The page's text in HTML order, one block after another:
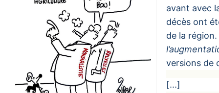
avant avec
décès ont
de la
versions de
[...]